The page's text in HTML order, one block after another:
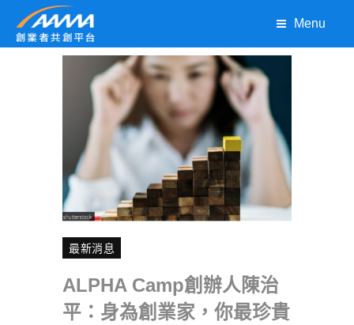
Menu
最新消息
ALPHA Camp創辦人陳治
平：身為創業家，你最珍貴